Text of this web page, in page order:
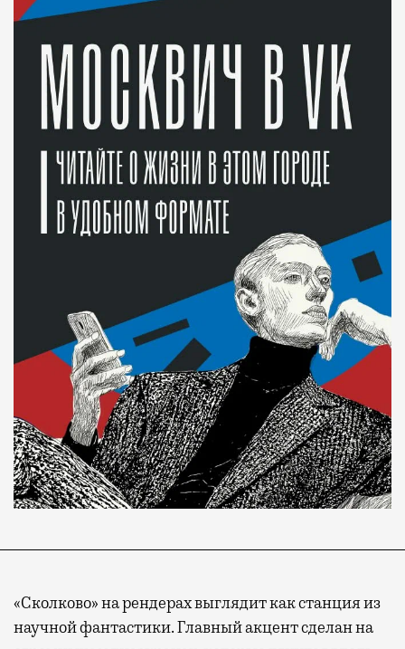
«Сколково» на рендерах выглядит как станция из
научной фантастики. Главный акцент сделан на